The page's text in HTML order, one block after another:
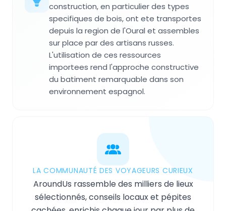
construction, en particulier des types
specifiques de bois, ont ete transportes
depuis la region de l'Oural et assembles
sur place par des artisans russes.
L'utilisation de ces ressources
importees rend l'approche constructive
du batiment remarquable dans son
environnement espagnol.
LA COMMUNAUTÉ DES VOYAGEURS CURIEUX
AroundUs rassemble des milliers de lieux
sélectionnés, conseils locaux et pépites